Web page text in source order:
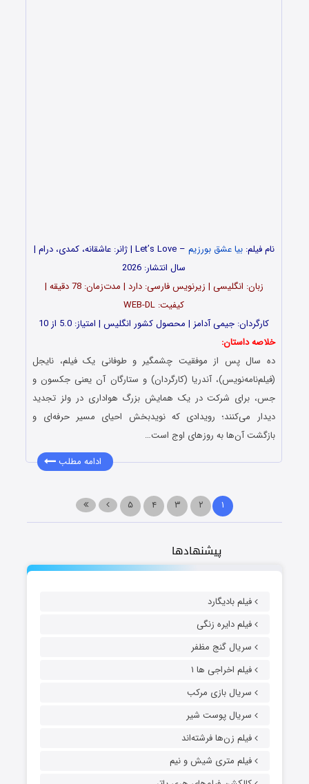
پیشنهادها
فیلم بادیگارد
فیلم دایره زنگی
سریال گنج مظفر
فیلم اخراجی ها ۱
سریال بازی مرکب
سریال پوست شیر
فیلم زن‌ها فرشته‌اند
فیلم متری شیش و نیم
نام فیلم:بیا عشق بورزیم
– Let’s Love | ژانر: عاشقانه، کمدی، درام |
سال انتشار: 2026
زبان: انگلیسی | زیرنویس فارسی: دارد | مدت‌زمان: 78 دقیقه |
کیفیت: WEB-DL
کارگردان: جیمی آدامز | محصول کشور انگلیس | امتیاز: 5.0 از 10
خلاصه داستان:
ده سال پس از موفقیت چشمگیر و طوفانی یک فیلم، نایجل
(فیلم‌نامه‌نویس)، آندریا (کارگردان) و ستارگان آن یعنی جکسون و
جس، برای شرکت در یک همایش بزرگ هواداری در ولز تجدید
دیدار می‌کنند؛ رویدادی که نویدبخش احیای مسیر حرفه‌ای و
بازگشت آن‌ها به روزهای اوج است…
ادامه مطلب
۱ ۲ ۳ ۴ ۵